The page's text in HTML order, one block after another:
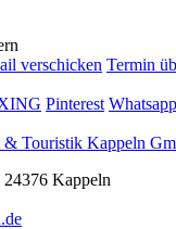
verschicken Termin
Pinterest Whatsapp
24376 Kappeln